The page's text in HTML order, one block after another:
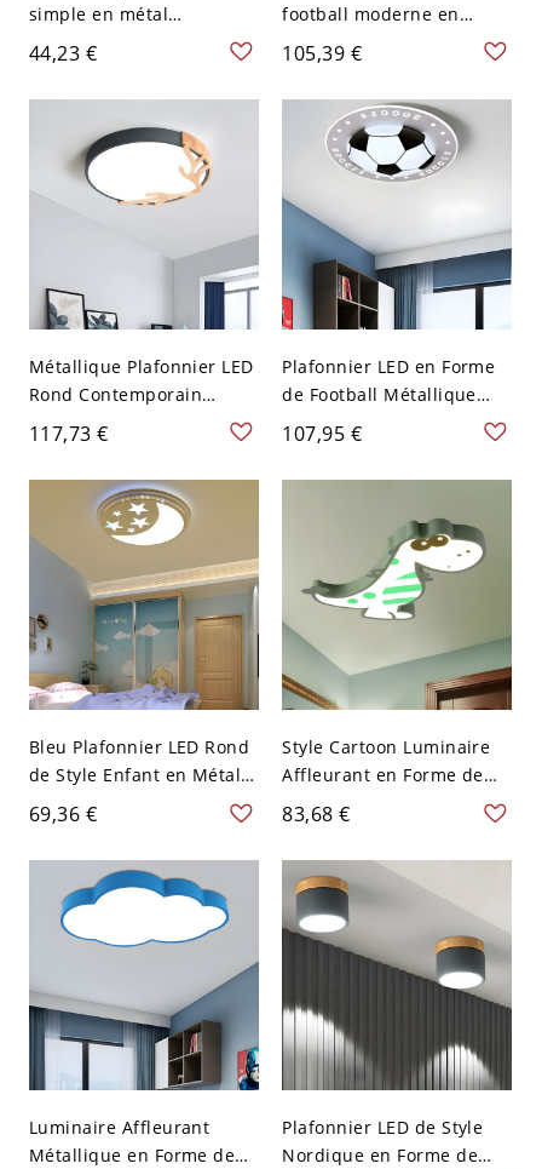
simple en métal
cylindrique pour couloir -
Noir 110 V-120 V
44,23 €
football moderne en
acrylique noir avec
éclairage LED pour
chambre de garçon,
largeur de 16,5"
105,39 €
Métallique Plafonnier LED
Rond Contemporain
Luminaire Encastré avec
Design de Ramure en Bois
- Gris 110 V-120 V 30,48
cm Blanc
117,73 €
Plafonnier LED en Forme
de Football Métallique
Style Enfant Luminaire
Affleurant pour Chambre
- Noir 110 V-120 V 41,91
107,95 €
Bleu Plafonnier LED Rond
de Style Enfant en Métal
avec Motif de Croissant et
Étoile Lampe Encastrée
pour Chambre - 110 V-120
V Bleu Blanc
69,36 €
Style Cartoon Luminaire
Affleurant en Forme de
Dinosaure en Métal
Plafonnier LED pour
Chambre - 110 V-120 V
Vert Blanc
83,68 €
Luminaire Affleurant
Métallique en Forme de
Plafonnier LED de Style
Nordique en Forme de